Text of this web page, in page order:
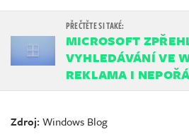
MICROSOFT
VYHLEDÁVÁNÍ VE
REKLAMA I
Zdroj:Windows Blog